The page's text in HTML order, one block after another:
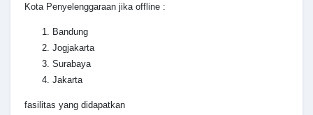
Kota Penyelenggaraan jika offline :
Bandung
Jogjakarta
Surabaya
Jakarta
fasilitas yang didapatkan